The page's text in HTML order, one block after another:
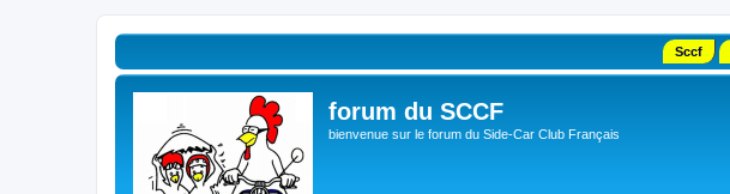
Sccf
forum du SCCF
bienvenue sur le forum du Side-Car Club Français